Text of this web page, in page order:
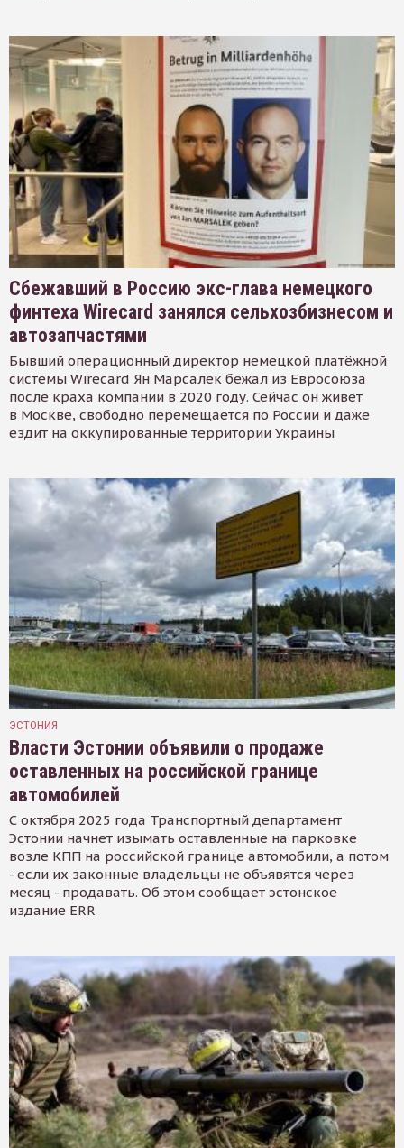
Сбежавший в Россию экс-глава немецкого
финтеха Wirecard занялся сельхозбизнесом и
автозапчастями
Бывший операционный директор немецкой платёжной
системы Wirecard Ян Марсалек бежал из Евросоюза
после краха компании в 2020 году. Сейчас он живёт
в Москве, свободно перемещается по России и даже
ездит на оккупированные территории Украины
ЭСТОНИЯ
Власти Эстонии объявили о продаже
оставленных на российской границе
автомобилей
С октября 2025 года Транспортный департамент
Эстонии начнет изымать оставленные на парковке
возле КПП на российской границе автомобили, а потом
- если их законные владельцы не объявятся через
месяц - продавать. Об этом сообщает эстонское
издание ERR